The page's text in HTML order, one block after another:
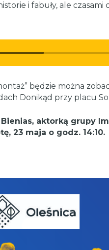
i fabuły, ale czasami
będzie można
Donikąd przy placu
aktorką grupy
23 maja o godz. 14:10.